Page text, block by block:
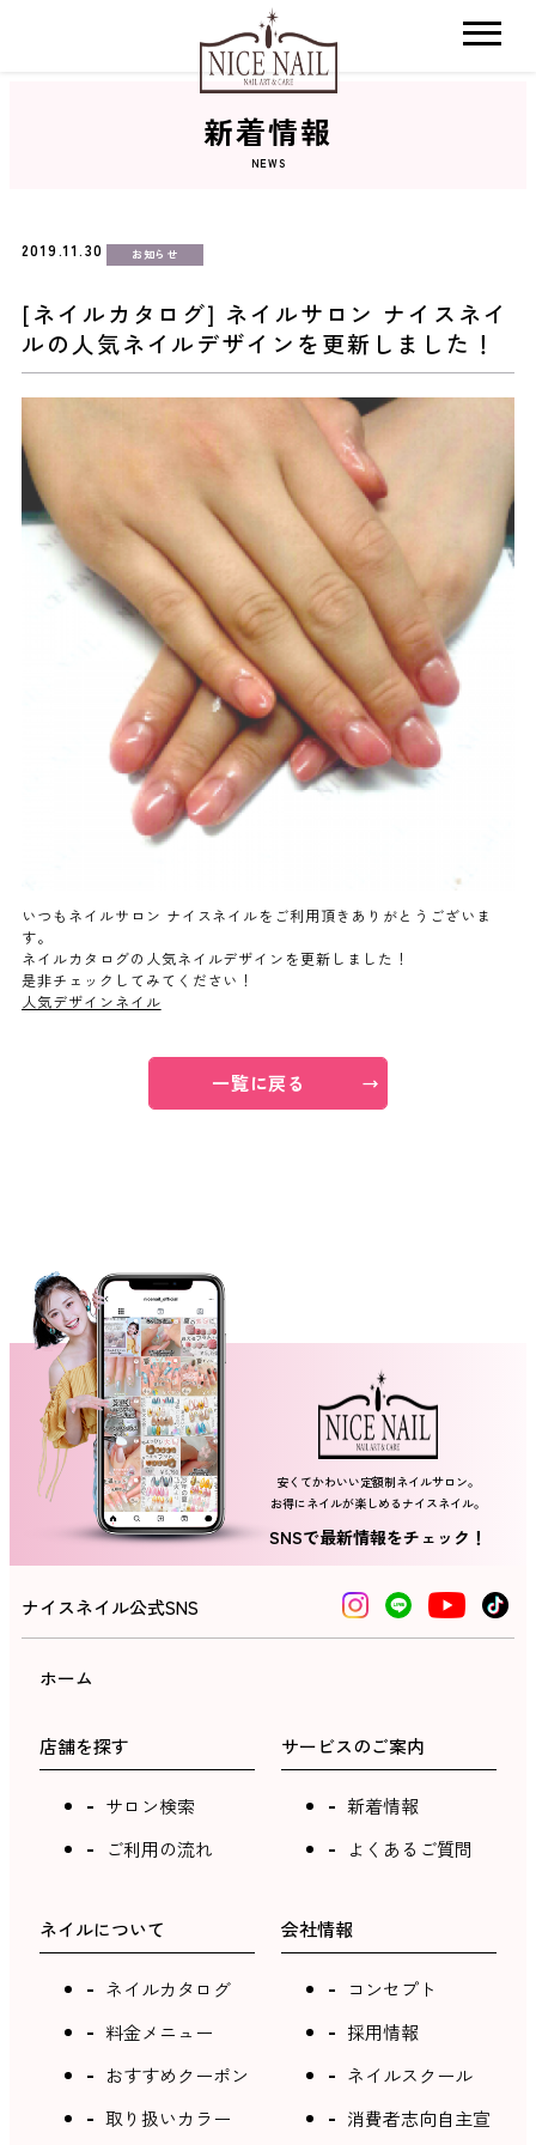
おすすめクーポン
料金メニュー
コンセプト
よくあるご質問
ご利用の流れ
取り扱いカラー
ネイル用語
新着情報
採用情報
新着情報
NEWS
2019.11.30 お知らせ
[ネイルカタログ] ネイルサロン ナイスネイ
ルの人気ネイルデザインを更新しました！
いつもネイルサロン ナイスネイルをご利用頂きありがとうございま
す。
ネイルカタログの人気ネイルデザインを更新しました！
是非チェックしてみてください！
人気デザインネイル
一覧に戻る
安くてかわいい定額制ネイルサロン。
お得にネイルが楽しめるナイスネイル。
SNSで最新情報をチェック！
ナイスネイル公式SNS
ホーム
店舗を探す
サロン検索
ご利用の流れ
サービスのご案内
新着情報
よくあるご質問
ネイルについて
ネイルカタログ
料金メニュー
おすすめクーポン
取り扱いカラー
会社情報
コンセプト
採用情報
ネイルスクール
消費者志向自主宣